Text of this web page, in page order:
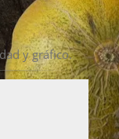
y gráfico.